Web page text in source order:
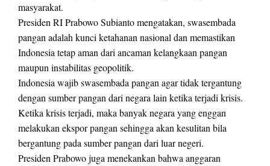
masyarakat.
Presiden RI Prabowo Subianto mengatakan, swasembada
pangan adalah kunci ketahanan nasional dan memastikan
Indonesia tetap aman dari ancaman kelangkaan pangan
maupun instabilitas geopolitik.
Indonesia wajib swasembada pangan agar tidak tergantung
dengan sumber pangan dari negara lain ketika terjadi krisis.
Ketika krisis terjadi, maka banyak negara yang enggan
melakukan ekspor pangan sehingga akan kesulitan bila
bergantung pada sumber pangan dari luar negeri.
Presiden Prabowo juga menekankan bahwa anggaran